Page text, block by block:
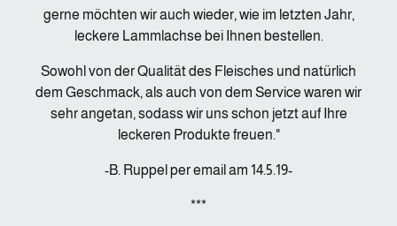
gerne möchten wir auch wieder, wie im letzten Jahr,
leckere Lammlachse bei Ihnen bestellen.
Sowohl von der Qualität des Fleisches und natürlich
dem Geschmack, als auch von dem Service waren wir
sehr angetan, sodass wir uns schon jetzt auf Ihre
leckeren Produkte freuen."
-B. Ruppel per email am 14.5.19-
***